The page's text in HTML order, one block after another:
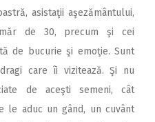
asistaţii aşezământului,
de 30, precum şi cei
de bucurie şi emoţie. Sunt
care îi vizitează. Şi nu
de aceşti semeni, cât
le aduc un gând, un cuvânt